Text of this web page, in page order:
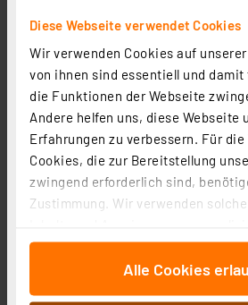
Diese Webseite verwendet Cookies
Wir verwenden Cookies auf
von ihnen sind essentiell und
die Funktionen der Webseite
Andere helfen uns, diese Webseite
Erfahrungen zu verbessern. Für die
Cookies, die zur Bereitstellung
zwingend erforderlich sind,
Zustimmung. Wir verwenden
für soziale Medien anbieten zu
auf unsere Website zu analysieren.
Alle Cookies
Außensensor, 433 MHz, Modelljahr
2 3 4 5 (4)